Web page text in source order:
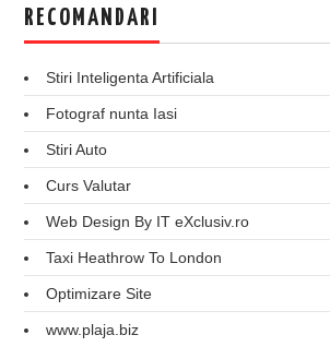
RECOMANDARI
Stiri Inteligenta Artificiala
Fotograf nunta Iasi
Stiri Auto
Curs Valutar
Web Design By IT eXclusiv.ro
Taxi Heathrow To London
Optimizare Site
www.plaja.biz